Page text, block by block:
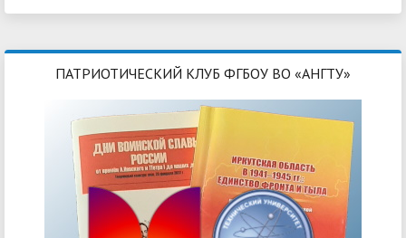
ПАТРИОТИЧЕСКИЙ КЛУБ ФГБОУ ВО «АНГТУ»